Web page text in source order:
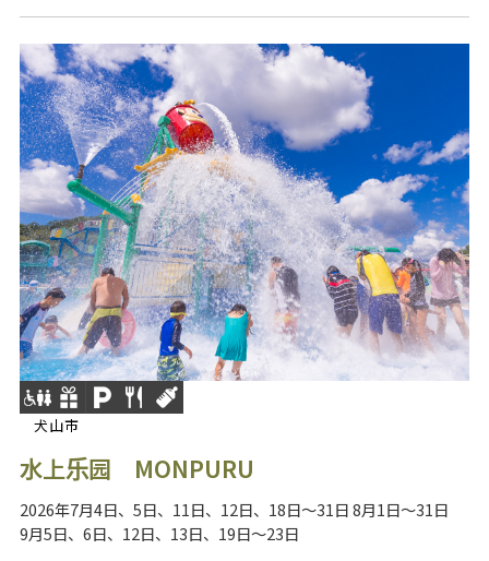
犬山市
水上乐园 MONPURU
2026年7月4日、5日、11日、12日、18日～31日 8月1日～31日
9月5日、6日、12日、13日、19日～23日